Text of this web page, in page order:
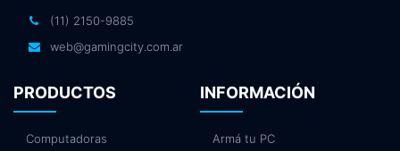
(11) 2150-9885
web@gamingcity.com.ar
PRODUCTOS
Computadoras
INFORMACIÓN
Armá tu PC